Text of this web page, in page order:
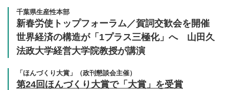
千葉県生産性本部
新春労使トップフォーラム／賀詞交歓会を開催
世界経済の構造が「1プラス三極化」へ 山田久
法政大学経営大学院教授が講演
「ほんづくり大賞」（政刊懇談会主催）
第24回ほんづくり大賞で「大賞」を受賞